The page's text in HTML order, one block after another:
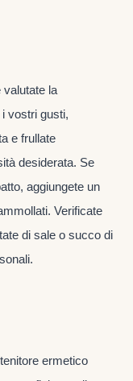
la
vostri gusti,
e frullate
desiderata. Se
aggiungete un
Verificate
di sale o succo di
ermetico